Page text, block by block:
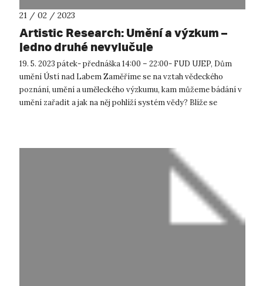
21 / 02 / 2023
Artistic Research: Umění a výzkum –
jedno druhé nevylučuje
19. 5. 2023 pátek- přednáška 14:00 – 22:00- FUD UJEP, Dům
umění Ústí nad Labem Zaměříme se na vztah vědeckého
poznání, umění a uměleckého výzkumu, kam můžeme bádání v
umění zařadit a jak na něj pohlíží systém vědy? Blíže se